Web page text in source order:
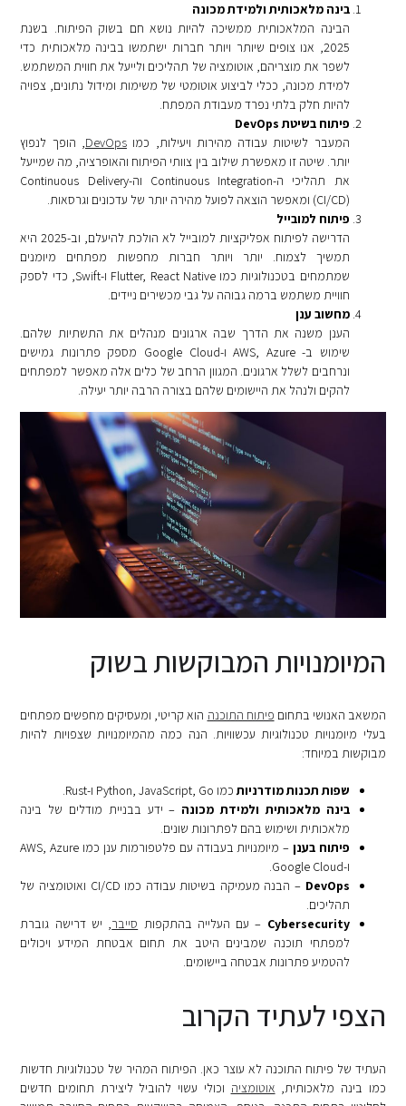
בינה מלאכותית ולמידת מכונה
הבינה המלאכותית ממשיכה להיות נושא חם בשוק הפיתוח. בשנת
2025, אנו צופים שיותר ויותר חברות ישתמשו בבינה מלאכותית כדי
לשפר את מוצריהם, אוטומציה של תהליכים ולייעל את חווית המשתמש.
למידת מכונה, ככלי לביצוע אוטומטי של משימות ומידול נתונים, צפויה
להיות חלק בלתי נפרד מעבודת המפתח.
פיתוח בשיטת DevOps
המעבר לשיטות עבודה מהירות ויעילות, כמוDevOps, הופך לנפוץ
יותר. שיטה זו מאפשרת שילוב בין צוותי הפיתוח והאופרציה, מה שמייעל
את תהליכי ה-Continuous Integration וה-Continuous Delivery
(CI/CD) ומאפשר הוצאה לפועל מהירה יותר של עדכונים וגרסאות.
פיתוח למובייל
הדרישה לפיתוח אפליקציות למובייל לא הולכת להיעלם, וב-2025 היא
תמשיך לצמוח. יותר ויותר חברות מחפשות מפתחים מיומנים
שמתמחים בטכנולוגיות כמו Flutter, React Native ו-Swift, כדי לספק
חוויית משתמש ברמה גבוהה על גבי מכשירים ניידים.
מחשוב ענן
הענן משנה את הדרך שבה ארגונים מנהלים את התשתיות שלהם.
שימוש ב- AWS, Azure ו-Google Cloud מספק פתרונות גמישים
ונרחבים לשלל ארגונים. המגוון הרחב של כלים אלה מאפשר למפתחים
להקים ולנהל את היישומים שלהם בצורה הרבה יותר יעילה.
המיומנויות המבוקשות בשוק
המשאב האנושי בתחום פיתוח התוכנה הוא קריטי, ומעסיקים מחפשים מפתחים
בעלי מיומנויות טכנולוגיות עכשוויות. הנה כמה מהמיומנויות שצפויות להיות
מבוקשות במיוחד:
שפות תכנות מודרניותכמו Python, JavaScript, Go ו-Rust.
בינה מלאכותית ולמידת מכונה – ידע בבניית מודלים של בינה
מלאכותית ושימוש בהם לפתרונות שונים.
פיתוח בענן
– מיומנויות בעבודה עם פלטפורמות ענן כמו AWS, Azure
ו-Google Cloud.
DevOps
– הבנה מעמיקה בשיטות עבודה כמו CI/CD ואוטומציה של
תהליכים.
Cybersecurity – עם העלייה בהתקפות סייבר, יש דרישה גוברת
למפתחי תוכנה שמבינים היטב את תחום אבטחת המידע ויכולים
להטמיע פתרונות אבטחה ביישומים.
הצפי לעתיד הקרוב
העתיד של פיתוח התוכנה לא עוצר כאן. הפיתוח המהיר של טכנולוגיות חדשות
כמו בינה מלאכותית, אוטומציה וכולי עשוי להוביל ליצירת תחומים חדשים